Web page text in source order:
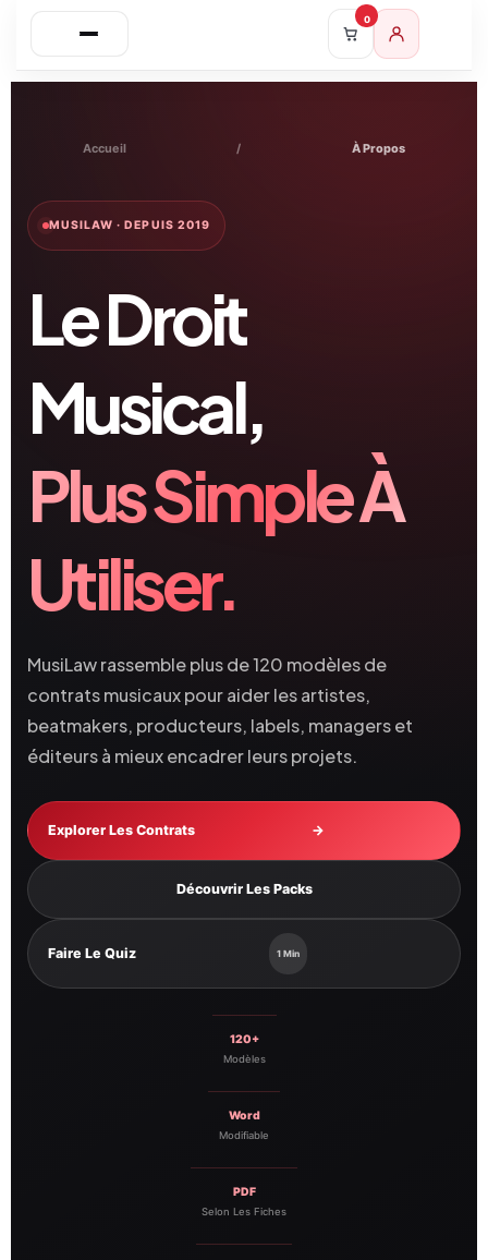
0
Accueil / À Propos
MUSILAW · DEPUIS 2019
Le Droit
Musical,
Plus Simple À
Utiliser.
MusiLaw rassemble plus de 120 modèles de
contrats musicaux pour aider les artistes,
beatmakers, producteurs, labels, managers et
éditeurs à mieux encadrer leurs projets.
Explorer Les Contrats →
Découvrir Les Packs
Faire Le Quiz 1 Min
120+
Modèles
Word
Modifiable
PDF
Selon Les Fiches